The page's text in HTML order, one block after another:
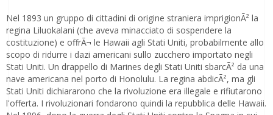
Nel 1893 un gruppo di cittadini di origine straniera imprigionÃ² la
regina Liluokalani (che aveva minacciato di sospendere la
costituzione) e offrÃ¬ le Hawaii agli Stati Uniti, probabilmente allo
scopo di ridurre i dazi americani sullo zucchero importato negli
Stati Uniti. Un drappello di Marines degli Stati Uniti sbarcÃ² da una
nave americana nel porto di Honolulu. La regina abdicÃ², ma gli
Stati Uniti dichiararono che la rivoluzione era illegale e rifiutarono
l'offerta. I rivoluzionari fondarono quindi la repubblica delle Hawaii.